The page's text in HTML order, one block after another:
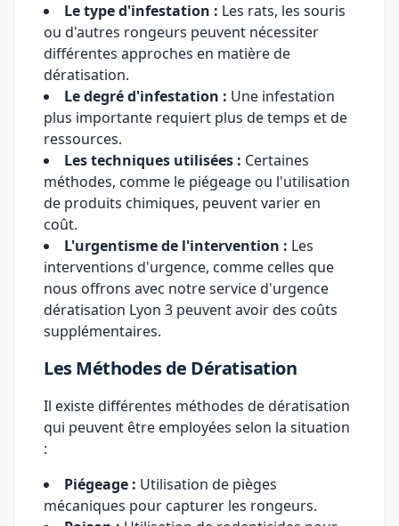
Le type d'infestation : Les rats, les souris
ou d'autres rongeurs peuvent nécessiter
différentes approches en matière de
dératisation.
Le degré d'infestation : Une infestation
plus importante requiert plus de temps et de
ressources.
Les techniques utilisées : Certaines
méthodes, comme le piégeage ou l'utilisation
de produits chimiques, peuvent varier en
coût.
L'urgentisme de l'intervention : Les
interventions d'urgence, comme celles que
nous offrons avec notre service d'urgence
dératisation Lyon 3 peuvent avoir des coûts
supplémentaires.
Les Méthodes de Dératisation
Il existe différentes méthodes de dératisation
qui peuvent être employées selon la situation
:
Piégeage : Utilisation de pièges
mécaniques pour capturer les rongeurs.